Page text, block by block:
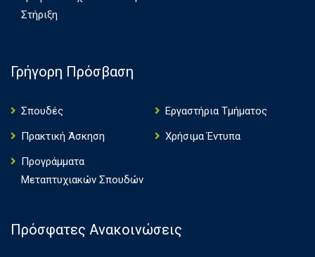
Στήριξη
Γρήγορη Πρόσβαση
Σπουδές
Εργαστήρια Τμήματος
Πρακτική Άσκηση
Χρήσιμα Έντυπα
Πρoγράμματα
Μεταπτυχιακών Σπουδών
Πρόσφατες Ανακοινώσεις